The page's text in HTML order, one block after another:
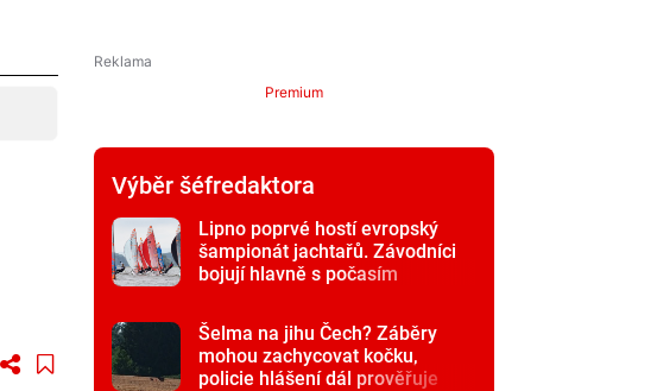
Premium
Výběr šéfredaktora
Lipno poprvé hostí evropský
šampionát jachtařů. Závodníci
bojují hlavně s počasím
Šelma na jihu Čech? Záběry
mohou zachycovat kočku,
policie hlášení dál prověřuje